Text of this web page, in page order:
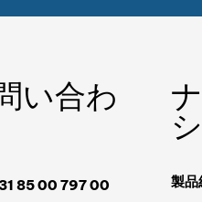
い合わ
85 00 797 00
製品